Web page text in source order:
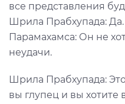
все представления
Шрила Прабхупада:
Парамахамса: Он не
неудачи.
Шрила Прабхупада:
вы глупец и вы хотите